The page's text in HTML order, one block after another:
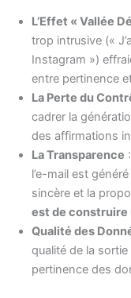
L’Effet « Vallée
trop intrusive («
Instagram »)
entre pertinence
La Perte du
cadrer la
des affirmations
La Transparence
l’e-mail est
sincère et la
est de construire
Qualité des
qualité de la
pertinence des